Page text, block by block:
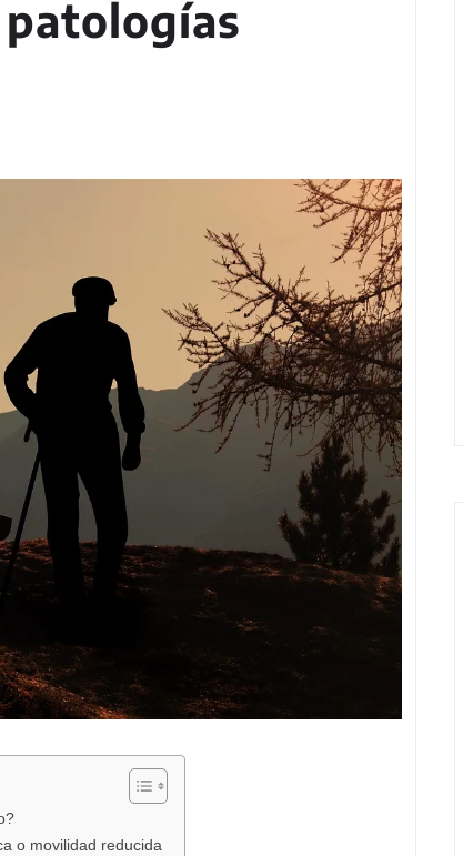
o movilidad reducida